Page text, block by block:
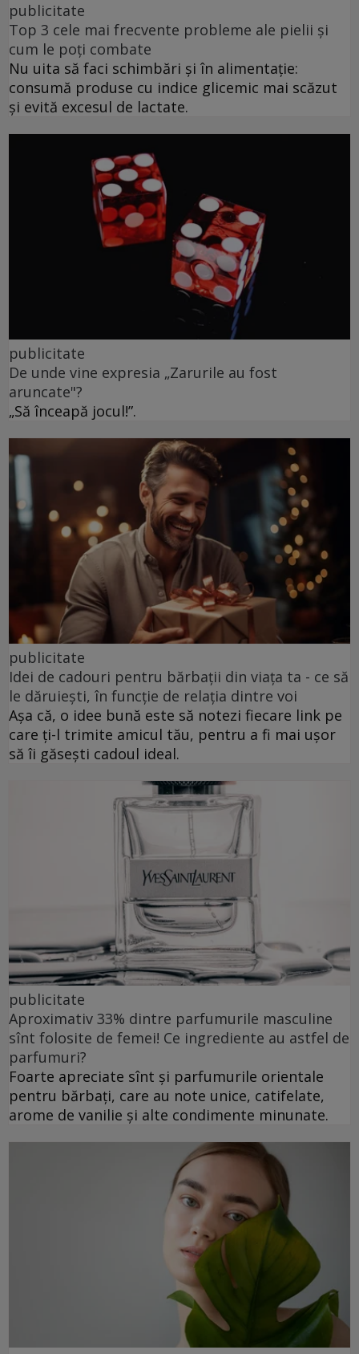
publicitate
Top 3 cele mai frecvente probleme ale pielii și
cum le poți combate
Nu uita să faci schimbări și în alimentație:
consumă produse cu indice glicemic mai scăzut
și evită excesul de lactate.
publicitate
De unde vine expresia „Zarurile au fost
aruncate"?
„Să înceapă jocul!”.
publicitate
Idei de cadouri pentru bărbații din viața ta - ce să
le dăruiești, în funcție de relația dintre voi
Așa că, o idee bună este să notezi fiecare link pe
care ți-l trimite amicul tău, pentru a fi mai ușor
să îi găsești cadoul ideal.
publicitate
Aproximativ 33% dintre parfumurile masculine
sînt folosite de femei! Ce ingrediente au astfel de
parfumuri?
Foarte apreciate sînt și parfumurile orientale
pentru bărbați, care au note unice, catifelate,
arome de vanilie și alte condimente minunate.